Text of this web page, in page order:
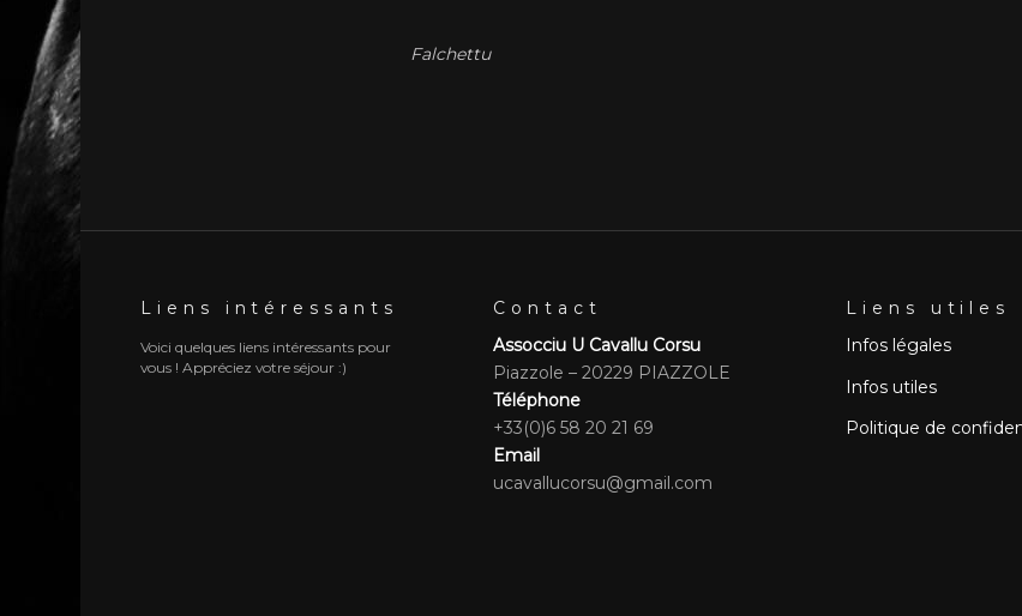
Falchettu
Liens intéressants
Voici quelques liens intéressants pour
vous ! Appréciez votre séjour :)
Contact
Assocciu U Cavallu Corsu
Piazzole – 20229 PIAZZOLE
Téléphone
+33(0)6 58 20 21 69
Email
ucavallucorsu@gmail.com
Liens utiles
Infos légales
Infos utiles
Politique de